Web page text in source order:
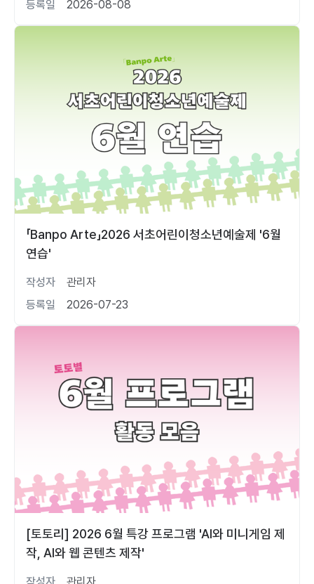
등록일 2026-08-08
「Banpo Arte」2026 서초어린이청소년예술제 '6월
연습'
작성자
관리자
등록일
2026-07-23
[토토리] 2026 6월 특강 프로그램 'AI와 미니게임 제
작, AI와 웹 콘텐츠 제작'